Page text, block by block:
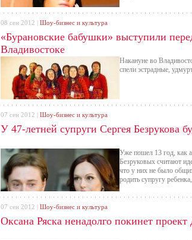
«Бурановские бабушки» выступили
Владивостоке
Накануне во
спели эстрадные,
08 сен 2012 | Шоу-бизнес и культура
У 47-летней супруги Сергея Безрукова
Уже пошел 13 год, как
Безруковых считают
что у них не было
родить супругу
07 сен 2012 | Шоу-бизнес и культура
Оксана Ряска ненадолго покинет
07 сен 2012 | Шоу-бизнес и культура